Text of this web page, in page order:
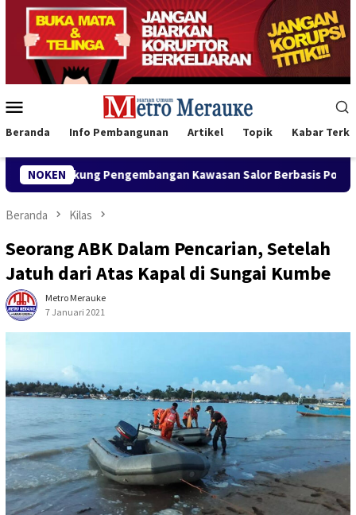
Loncat
konten
Mobile
Beranda Info Pembangunan Artikel Topik Kabar
NOKEN
Pengembangan Kawasan Salor Berbasis Potensi Lokal
Beranda Kilas
Seorang ABK Dalam Pencarian, Setelah
Jatuh dari Atas Kapal di Sungai Kumbe
Metro Merauke
7 Januari 2021